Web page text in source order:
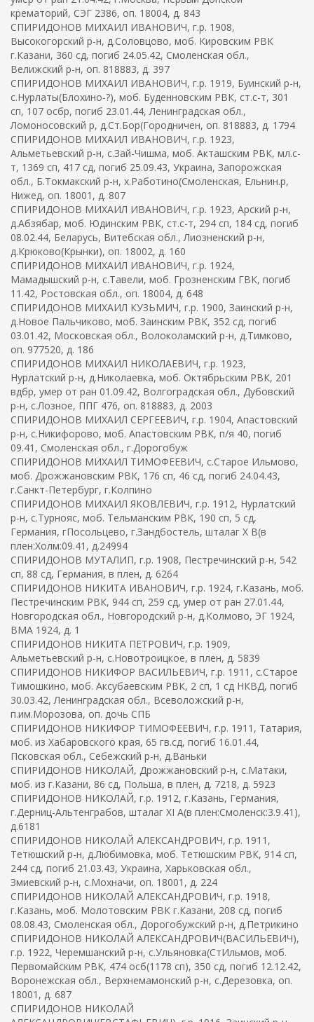
крематорий, СЭГ 2386, оп. 18004, д. 843
СПИРИДОНОВ МИХАИЛ ИВАНОВИЧ, г.р. 1908,
Высокогорский р-н, д.Соловцово, моб. Кировским РВК
г.Казани, 360 сд, погиб 24.05.42, Смоленская обл.,
Велижский р-н, оп. 818883, д. 397
СПИРИДОНОВ МИХАИЛ ИВАНОВИЧ, г.р. 1919, Буинский р-н,
с.Нурлаты(Блохино-?), моб. Буденновским РВК, ст.с-т, 301
сп, 107 осбр, погиб 23.01.44, Ленинградская обл.,
Ломоносовский р, д.Ст.Бор(Городничен, оп. 818883, д. 1794
СПИРИДОНОВ МИХАИЛ ИВАНОВИЧ, г.р. 1923,
Альметьевский р-н, с.Зай-Чишма, моб. Акташским РВК, мл.с-
т, 1369 сп, 417 сд, погиб 25.09.43, Украина, Запорожская
обл., Б.Токмакский р-н, х.Работино(Смоленская, Ельнин.р,
Нижед, оп. 18001, д. 807
СПИРИДОНОВ МИХАИЛ ИВАНОВИЧ, г.р. 1923, Арский р-н,
д.Абзябар, моб. Юдинским РВК, ст.с-т, 294 сп, 184 сд, погиб
08.02.44, Беларусь, Витебская обл., Лиозненский р-н,
д.Крюково(Крынки), оп. 18002, д. 160
СПИРИДОНОВ МИХАИЛ ИВАНОВИЧ, г.р. 1924,
Мамадышский р-н, с.Тавели, моб. Грозненским ГВК, погиб
11.42, Ростовская обл., оп. 18004, д. 648
СПИРИДОНОВ МИХАИЛ КУЗЬМИЧ, г.р. 1900, Заинский р-н,
д.Новое Пальчиково, моб. Заинским РВК, 352 сд, погиб
03.01.42, Московская обл., Волоколамский р-н, д.Тимково,
оп. 977520, д. 186
СПИРИДОНОВ МИХАИЛ НИКОЛАЕВИЧ, г.р. 1923,
Нурлатский р-н, д.Николаевка, моб. Октябрьским РВК, 201
вдбр, умер от ран 01.09.42, Волгоградская обл., Дубовский
р-н, с.Лозное, ППГ 476, оп. 818883, д. 2003
СПИРИДОНОВ МИХАИЛ СЕРГЕЕВИЧ, г.р. 1904, Апастовский
р-н, с.Никифорово, моб. Апастовским РВК, п/я 40, погиб
09.41, Смоленская обл., г.Дорогобуж
СПИРИДОНОВ МИХАИЛ ТИМОФЕЕВИЧ, с.Старое Ильмово,
моб. Дрожжановским РВК, 176 сп, 46 сд, погиб 24.04.43,
г.Санкт-Петербург, г.Колпино
СПИРИДОНОВ МИХАИЛ ЯКОВЛЕВИЧ, г.р. 1912, Нурлатский
р-н, с.Турнояс, моб. Тельманским РВК, 190 сп, 5 сд,
Германия, гПосольцево, г.Зандбостель, шталаг X B(в
плен:Холм:09.41, д.24994
СПИРИДОНОВ МУТАЛИП, г.р. 1908, Пестречинский р-н, 542
сп, 88 сд, Германия, в плен, д. 6264
СПИРИДОНОВ НИКИТА ИВАНОВИЧ, г.р. 1924, г.Казань, моб.
Пестречинским РВК, 944 сп, 259 сд, умер от ран 27.01.44,
Новгородская обл., Новгородский р-н, д.Колмово, ЭГ 1924,
ВМА 1924, д. 1
СПИРИДОНОВ НИКИТА ПЕТРОВИЧ, г.р. 1909,
Альметьевский р-н, с.Новотроицкое, в плен, д. 5839
СПИРИДОНОВ НИКИФОР ВАСИЛЬЕВИЧ, г.р. 1911, с.Старое
Тимошкино, моб. Аксубаевским РВК, 2 сп, 1 сд НКВД, погиб
30.03.42, Ленинградская обл., Всеволожский р-н,
п.им.Морозова, оп. дочь СПБ
СПИРИДОНОВ НИКИФОР ТИМОФЕЕВИЧ, г.р. 1911, Татария,
моб. из Хабаровского края, 65 гв.сд, погиб 16.01.44,
Псковская обл., Себежский р-н, д.Ваньки
СПИРИДОНОВ НИКОЛАЙ, Дрожжановский р-н, с.Матаки,
моб. из г.Казани, 86 сд, Польша, в плен, д. 7218, д. 5923
СПИРИДОНОВ НИКОЛАЙ, г.р. 1912, г.Казань, Германия,
г.Дерниц-Альтенграбов, шталаг XI A(в плен:Смоленск:3.9.41),
д.6181
СПИРИДОНОВ НИКОЛАЙ АЛЕКСАНДРОВИЧ, г.р. 1911,
Тетюшский р-н, д.Любимовка, моб. Тетюшским РВК, 914 сп,
244 сд, погиб 21.03.43, Украина, Харьковская обл.,
Змиевский р-н, с.Мохначи, оп. 18001, д. 224
СПИРИДОНОВ НИКОЛАЙ АЛЕКСАНДРОВИЧ, г.р. 1918,
г.Казань, моб. Молотовским РВК г.Казани, 208 сд, погиб
08.08.43, Смоленская обл., Дорогобужский р-н, д.Петрикино
СПИРИДОНОВ НИКОЛАЙ АЛЕКСАНДРОВИЧ(ВАСИЛЬЕВИЧ),
г.р. 1922, Черемшанский р-н, с.Ульяновка(СтИльмов, моб.
Первомайским РВК, 474 осб(1178 сп), 350 сд, погиб 12.12.42,
Воронежская обл., Верхнемамонский р-н, с.Дерезовка, оп.
18001, д. 687
СПИРИДОНОВ НИКОЛАЙ